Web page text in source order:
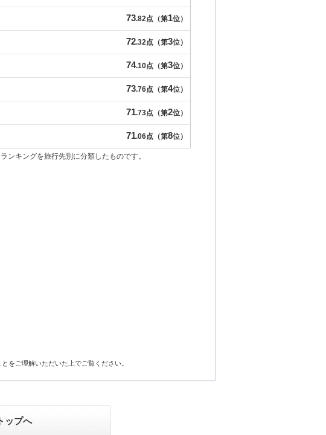
73.82点（第1位）
72.32点（第3位）
74.10点（第3位）
73.76点（第4位）
71.73点（第2位）
71.06点（第8位）
ンキングを旅行先別に分類したものです。
をご理解いただいた上でご覧ください。
ップへ